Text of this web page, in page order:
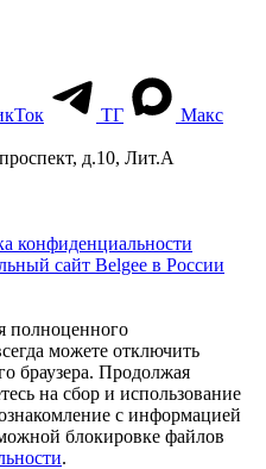
ТГ
Макс
д.10, Лит.А
конфиденциальности
сайт Belgee в России
полноценного
можете отключить
браузера. Продолжая
на сбор и использование
с информацией
блокировке файлов
.